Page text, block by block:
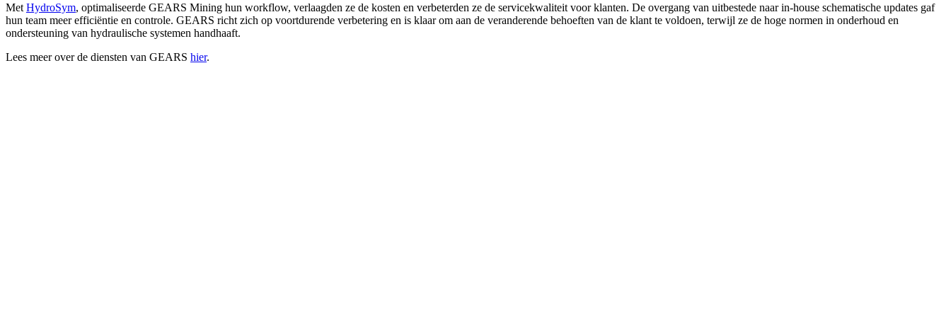
Met HydroSym, optimaliseerde GEARS Mining hun workflow, verlaagden ze de kosten en verbeterden ze de servicekwaliteit voor klanten. De overgang van uitbestede naar in-house schematische updates gaf
hun team meer efficiëntie en controle. GEARS richt zich op voortdurende verbetering en is klaar om aan de veranderende behoeften van de klant te voldoen, terwijl ze de hoge normen in onderhoud en
ondersteuning van hydraulische systemen handhaaft.
Lees meer over de diensten van GEARS hier.